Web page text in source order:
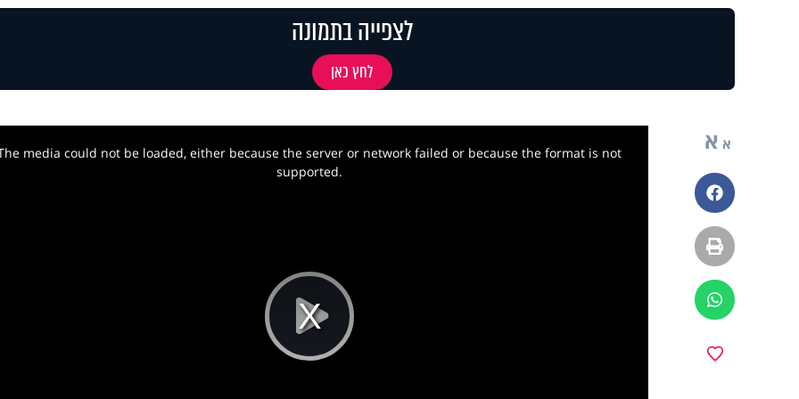
לצפייה בתמונה
לחץ כאן
א א
פייסבוק
הדפסה
ווטסאפ
Play
media could not be loaded, either because the server or network failed or because the format is not
supported.